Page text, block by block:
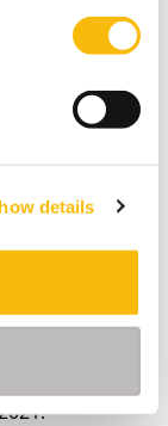
details
Utrecht:
PropertyNL,
(2022).
druk).